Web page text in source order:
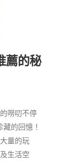
薦的秘
嘮叨不停
的回憶！
量的玩
生活空